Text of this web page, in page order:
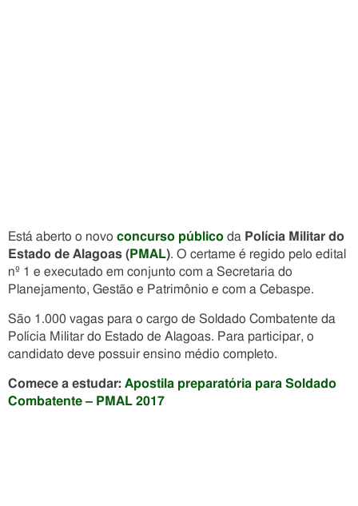
Está aberto o novo concurso público da Polícia Militar do
Estado de Alagoas (PMAL). O certame é regido pelo edital
nº 1 e executado em conjunto com a Secretaria do
Planejamento, Gestão e Patrimônio e com a Cebaspe.
São 1.000 vagas para o cargo de Soldado Combatente da
Polícia Militar do Estado de Alagoas. Para participar, o
candidato deve possuir ensino médio completo.
Comece a estudar: Apostila preparatória para Soldado
Combatente – PMAL 2017